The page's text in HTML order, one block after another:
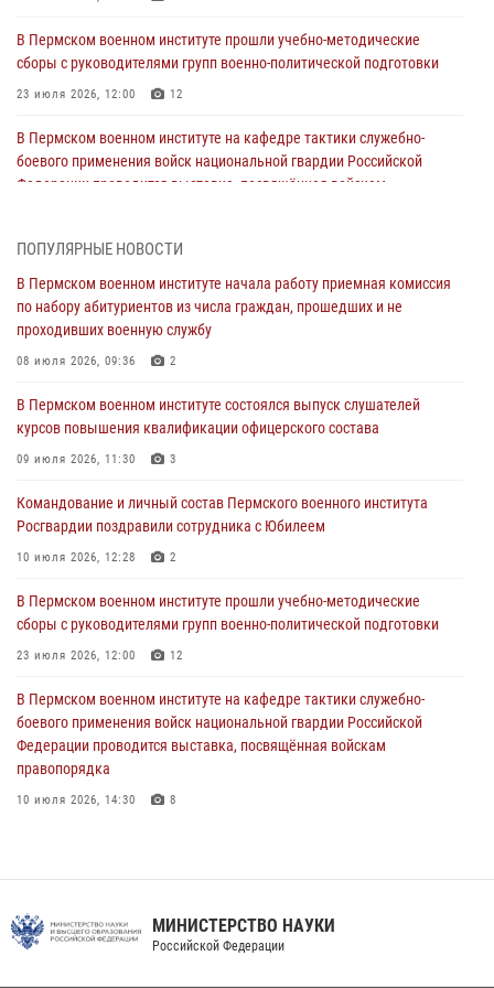
В Пермском военном институте прошли учебно-методические
сборы с руководителями групп военно-политической подготовки
23 июля 2026, 12:00 12
В Пермском военном институте на кафедре тактики служебно-
боевого применения войск национальной гвардии Российской
Федерации проводится выставка, посвящённая войскам
Командование и личный состав Пермского военного института
Росгвардии поздравили сотрудника с Юбилеем
10 июля 2026, 12:28 2
курсов повышения квалификации офицерского состава
09 июля 2026, 11:30 3
по набору абитуриентов из числа граждан, прошедших и не
проходивших военную службу
08 июля 2026, 09:36 2
Военнослужащие Пермского военного института приняли участие в
чемпионате войск национальной гвардии Российской Федерации по
боксу
В Росгвардии определили лучших специалистов продовольственной
службы
06 июля 2026, 05:30
ПОПУЛЯРНЫЕ НОВОСТИ
В Пермском военном институте начала работу приемная комиссия
по набору абитуриентов из числа граждан, прошедших и не
проходивших военную службу
08 июля 2026, 09:36 2
В Пермском военном институте состоялся выпуск слушателей
курсов повышения квалификации офицерского состава
09 июля 2026, 11:30 3
Командование и личный состав Пермского военного института
Росгвардии поздравили сотрудника с Юбилеем
10 июля 2026, 12:28 2
В Пермском военном институте прошли учебно-методические
сборы с руководителями групп военно-политической подготовки
23 июля 2026, 12:00 12
В Пермском военном институте на кафедре тактики служебно-
боевого применения войск национальной гвардии Российской
Федерации проводится выставка, посвящённая войскам
правопорядка
10 июля 2026, 14:30 8
24 июля 2026, 12:30 14
МИНИСТЕРСТВО НАУКИ
Российской Федерации